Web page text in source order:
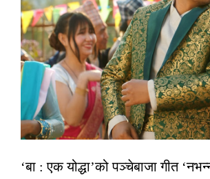
‘बा : एक योद्धा’को पञ्चेबाजा गीत